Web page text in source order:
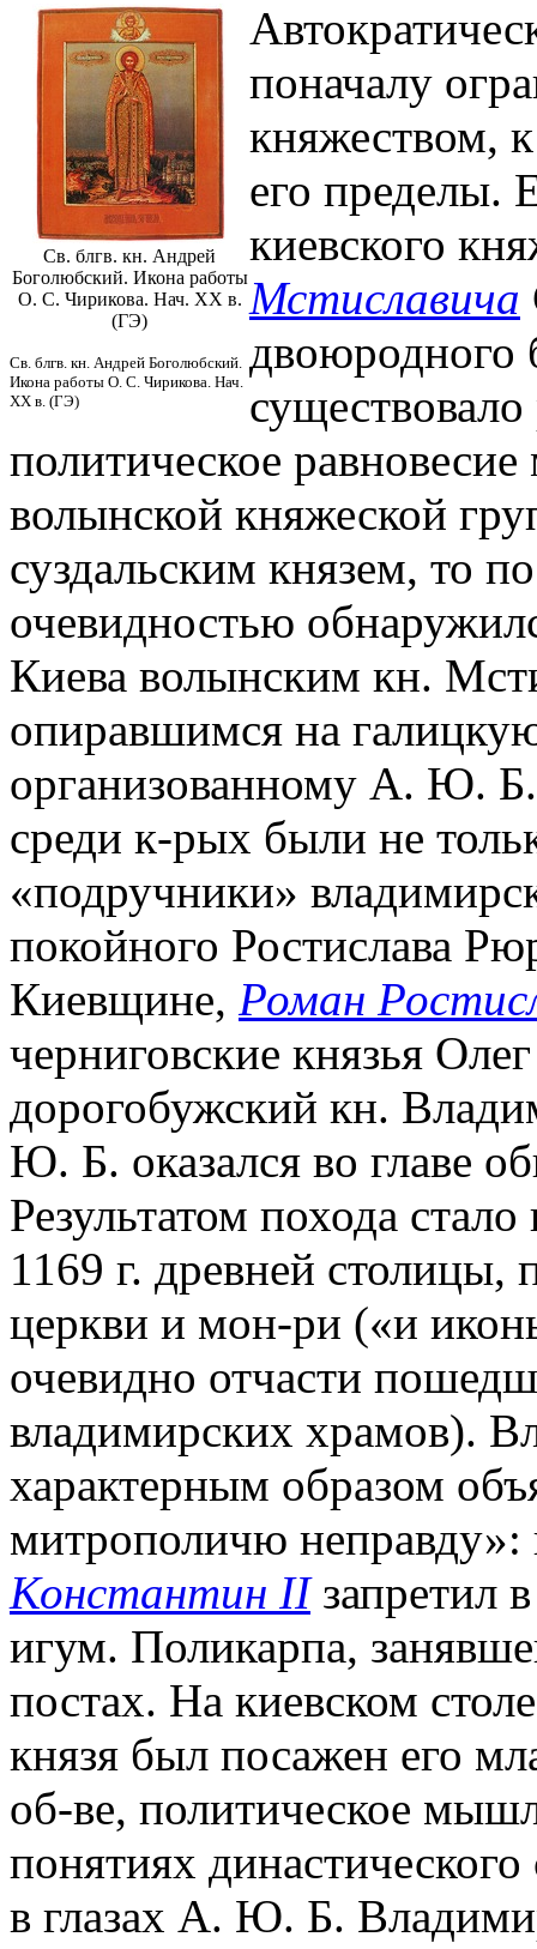
Св. блгв. кн. Андрей
Боголюбский. Икона работы
О. С. Чирикова. Нач. XX в.
(ГЭ)
Св. блгв. кн. Андрей Боголюбский.
Икона работы О. С. Чирикова. Нач.
XX в. (ГЭ)
поначалу
княжеством,
его пределы.
киевского
Мстиславича
политическое
волынской княжеской
суздальским князем, то
очевидностью
Киева волынским кн.
опиравшимся на
организованному А. Ю.
среди к-рых были не
«подручники»
покойного Ростислава
Киевщине, Роман
черниговские князья
дорогобужский кн.
Ю. Б. оказался во главе
Результатом похода
1169 г. древней столицы,
церкви и мон-ри («и
очевидно отчасти
владимирских храмов).
характерным образом
митрополичю неправду»:
Константин IIзапретил
игум. Поликарпа,
постах. На киевском
князя был посажен его
об-ве, политическое
понятиях
в глазах А. Ю. Б.